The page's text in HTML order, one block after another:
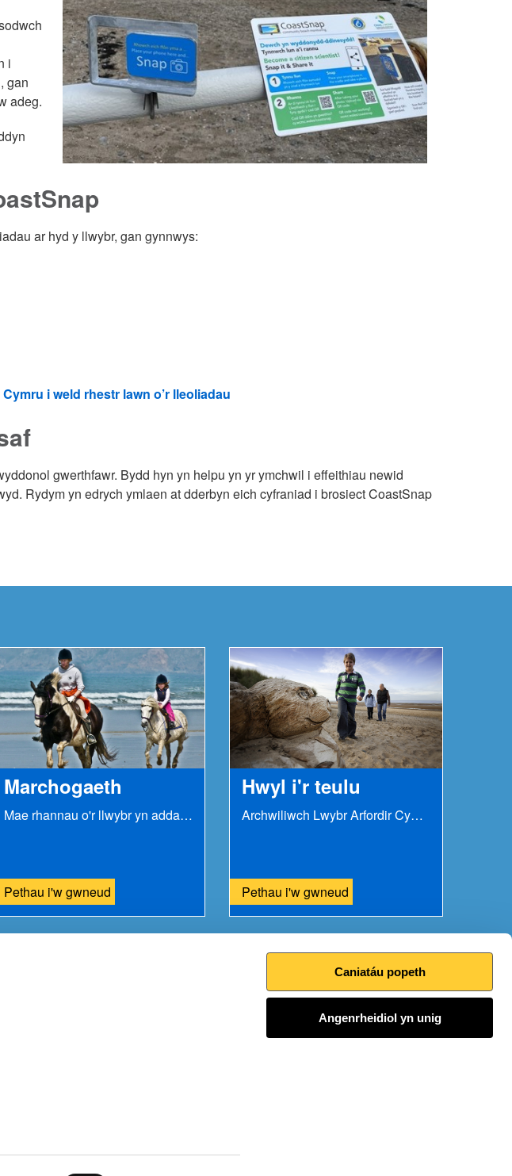
Caniatáu popeth
Angenrheidiol yn unig
i
, gan
adeg.
ar hyd y llwybr, gan gynnwys:
i weld rhestr lawn o’r lleoliadau
gwerthfawr. Bydd hyn yn helpu yn yr ymchwil i effeithiau newid
Rydym yn edrych ymlaen at dderbyn eich cyfraniad i brosiect CoastSnap
Marchogaeth
Mae rhannau o'r llwybr yn addas ac mae ganddyn...
Pethau i'w gwneud
Hwyl i'r teulu
Archwiliwch Lwybr Arfordir Cymru - delfrydol ar...
Pethau i'w gwneud
Argraffu’r dudalen hon
I fyny